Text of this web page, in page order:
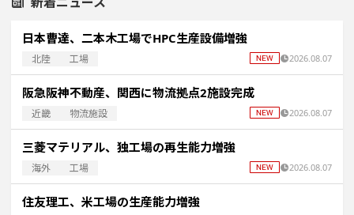
日本曹達、二本木工場でHPC生産設備増強
北陸 工場 2026.08.07
阪急阪神不動産、関西に物流拠点2施設完成
近畿 物流施設 2026.08.07
三菱マテリアル、独工場の再生能力増強
海外 工場 2026.08.07
住友理工、米工場の生産能力増強